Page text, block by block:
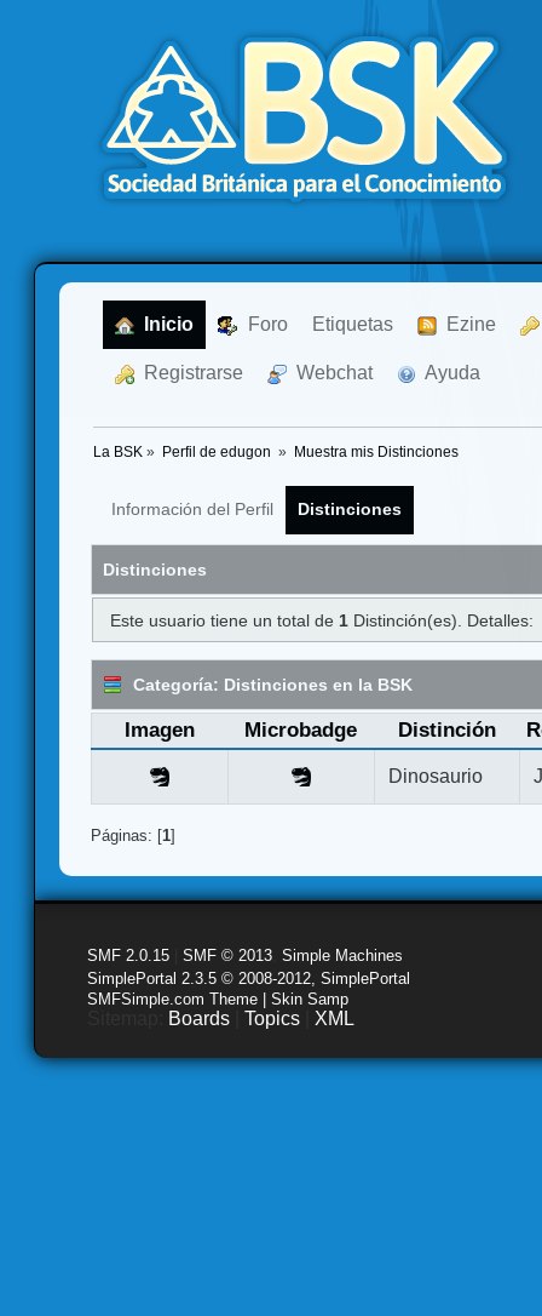
Inicio Foro Etiquetas Ezine
Registrarse Webchat Ayuda
La BSK » Perfil de edugon » Muestra mis Distinciones
Información del Perfil Distinciones
Distinciones
Este usuario tiene un total de 1 Distinción(es). Detalles:
Categoría: Distinciones en la BSK
Imagen Microbadge Distinción
Dinosaurio
Páginas: [1]
SMF 2.0.15 SMF © 2013 Simple Machines
SimplePortal 2.3.5 © 2008-2012, SimplePortal
SMFSimple.com Theme | Skin Samp
Boards Topics XML